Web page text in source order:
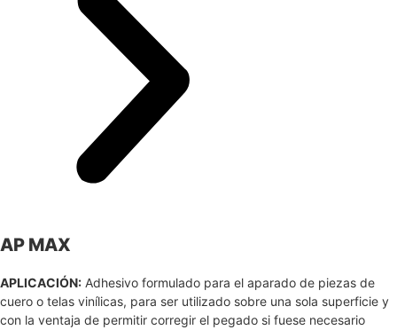
AP MAX
APLICACIÓN: Adhesivo formulado para el aparado de piezas de
cuero o telas vinílicas, para ser utilizado sobre una sola superficie y
con la ventaja de permitir corregir el pegado si fuese necesario